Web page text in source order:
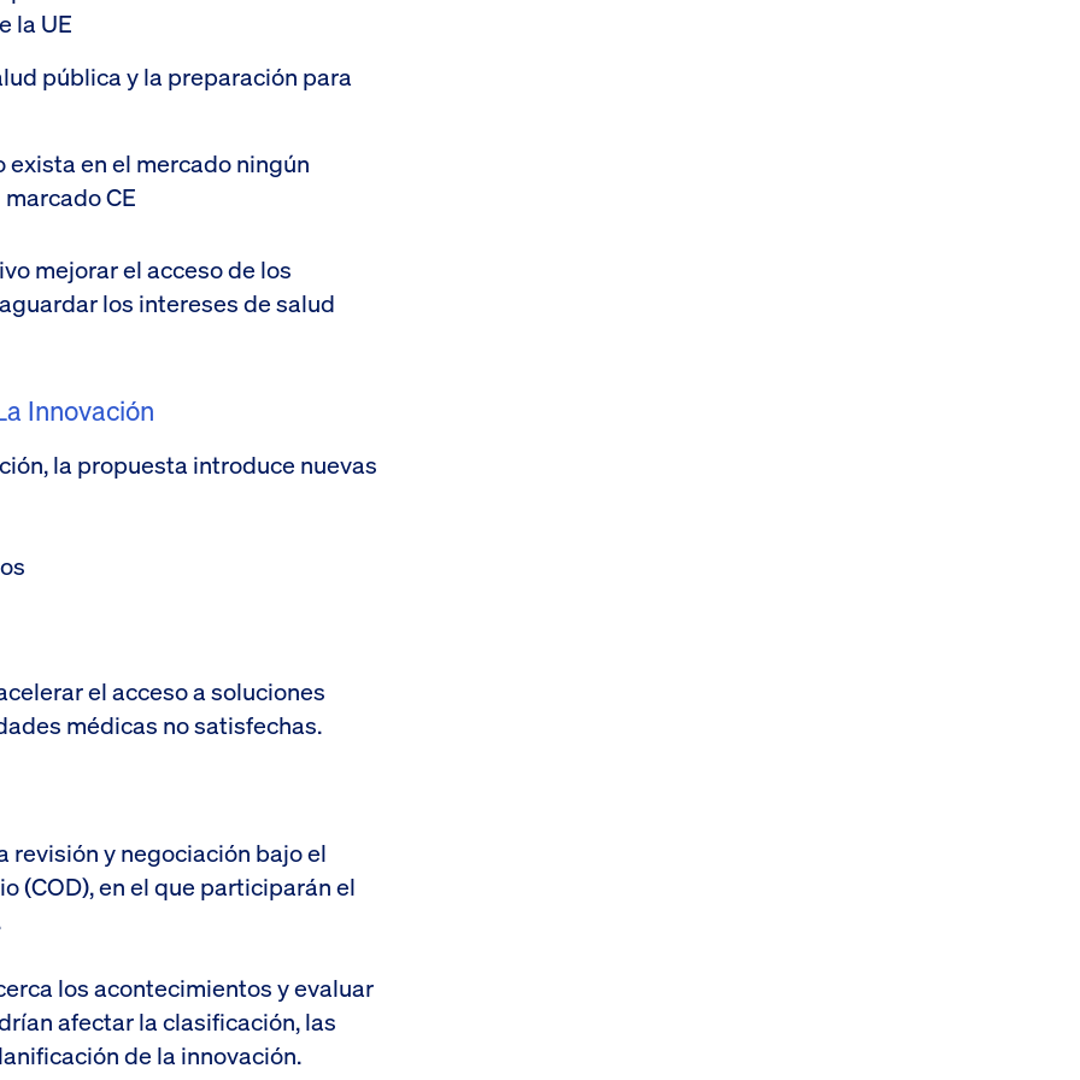
la UE
pública y la preparación para
en el mercado ningún
CE
mejorar el acceso de los
los intereses de salud
Innovación
la propuesta introduce nuevas
el acceso a soluciones
médicas no satisfechas.
revisión y negociación bajo el
(COD), en el que participarán el
los acontecimientos y evaluar
afectar la clasificación, las
de la innovación.